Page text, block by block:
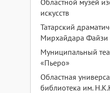
искусств
Татарский
Мирхайдара Файзи
Муниципальный
«Пьеро»
Областная
библиотека им.